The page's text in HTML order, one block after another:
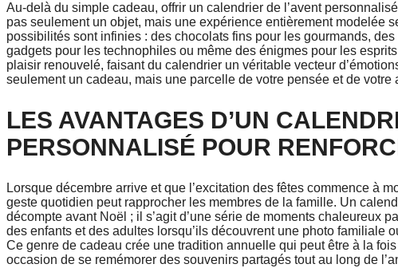
Au-delà du simple cadeau, offrir un calendrier de l’avent
pas seulement un objet, mais une expérience entièrement modelée
possibilités sont infinies : des chocolats fins pour les gourmands,
gadgets pour les technophiles ou même des énigmes pour les
plaisir renouvelé, faisant du calendrier un véritable vecteur
seulement un cadeau, mais une parcelle de votre pensée et de votre
LES AVANTAGES D’UN
PERSONNALISÉ POUR
Lorsque décembre arrive et que l’excitation des fêtes commence à
geste quotidien peut rapprocher les membres de la famille. Un
décompte avant Noël ; il s’agit d’une série de moments chaleureux
des enfants et des adultes lorsqu’ils découvrent une photo familiale
Ce genre de cadeau crée une tradition annuelle qui peut être à la
occasion de se remémorer des souvenirs partagés tout au long de